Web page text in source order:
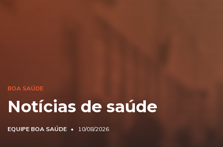
BOA SAÚDE
Notícias de saúde
EQUIPE BOA SAÚDE 10/08/2026